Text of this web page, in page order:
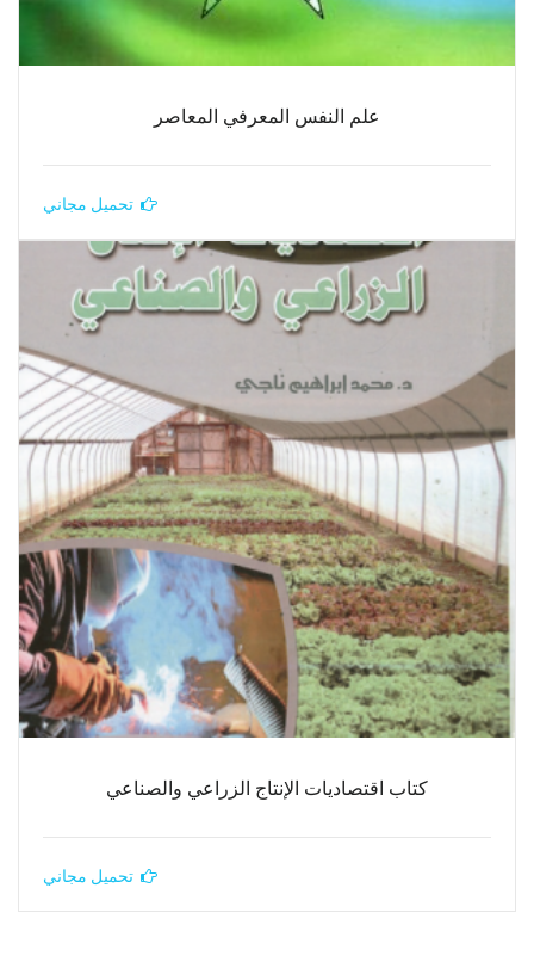
علم النفس المعرفي المعاصر
تحميل مجاني
كتاب اقتصاديات الإنتاج الزراعي والصناعي
تحميل مجاني